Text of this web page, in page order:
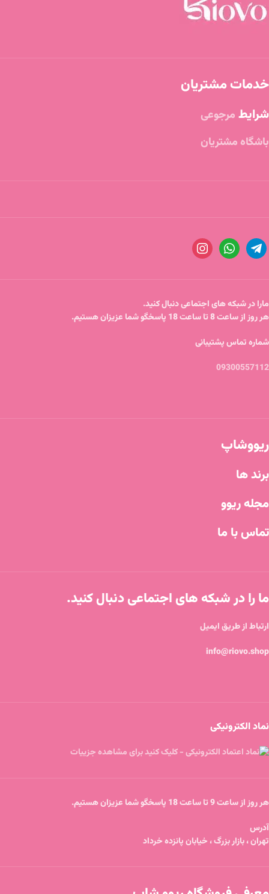
خدمات مشتریان
شرایط مرجوعی
باشگاه مشتریان
مارا در شبکه های اجتماعی دنبال کنید.
هر روز از ساعت 8 تا ساعت 18 پاسخگو شما عزیزان هستیم.
شماره تماس پشتیبانی
09300557112
ریووشاپ
برند ها
مجله ریوو
تماس با ما
ما را در شبکه های اجتماعی دنبال کنید.
ارتباط از طریق ایمیل
info@riovo.shop
نماد الکترونیکی
هر روز از ساعت 9 تا ساعت 18 پاسخگو شما عزیزان هستیم.
آدرس
تهران ، بازار بزرگ ، خیابان پانزده خرداد